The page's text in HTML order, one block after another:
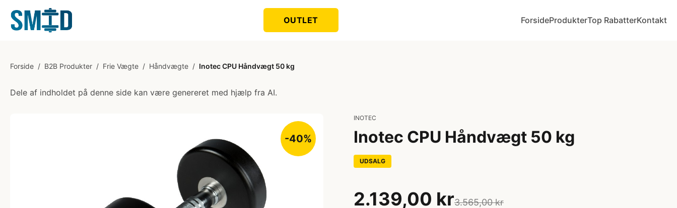
OUTLET ForsideProdukterTop RabatterKontakt
Forside / B2B Produkter / Frie Vægte / Håndvægte / Inotec CPU Håndvægt 50 kg
Dele af indholdet på denne side kan være genereret med hjælp fra AI.
-40%
INOTEC
Inotec CPU Håndvægt 50 kg
UDSALG
2.139,00 kr3.565,00 kr